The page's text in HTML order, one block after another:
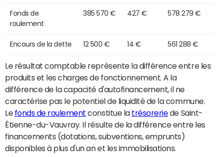
Fonds de
roulement
385 570 € 427 € 578 279 €
Encours de la dette 12 500 € 14 € 561 288 €
Le résultat comptable représente la différence entre les
produits et les charges de fonctionnement. A la
différence de la capacité d'autofinancement, il ne
caractérise pas le potentiel de liquidité de la commune.
Le fonds de roulement constitue la trésoreriede Saint-
Étienne-du-Vauvray. Il résulte de la différence entre les
financements (dotations, subventions, emprunts)
disponibles à plus d'un an et les immobilisations.